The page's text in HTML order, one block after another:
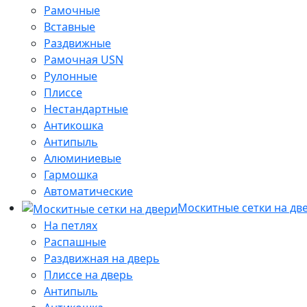
Рамочные
Вставные
Раздвижные
Рамочная USN
Рулонные
Плиссе
Нестандартные
Антикошка
Антипыль
Алюминиевые
Гармошка
Автоматические
Москитные сетки на
На петлях
Распашные
Раздвижная на дверь
Плиссе на дверь
Антипыль